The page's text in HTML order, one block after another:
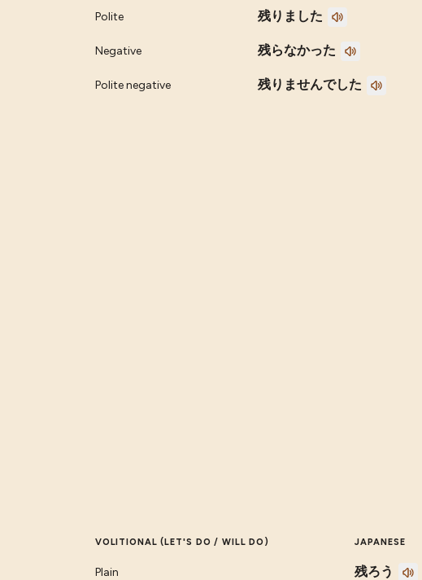
Polite 残りました
Negative 残らなかった
Polite negative 残りませんでした
VOLITIONAL (LET'S DO / WILL DO) JAPANESE
Plain 残ろう